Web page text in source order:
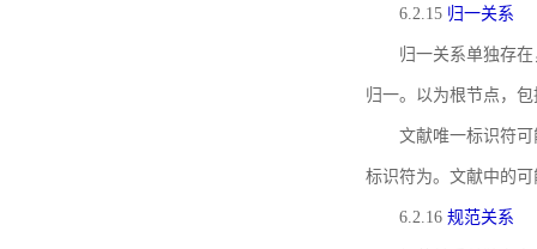
6.2.15 归一关系
归一关系单独存
归一。以为根节点，
文献唯一标识符
标识符为。文献中的
6.2.16 规范关系